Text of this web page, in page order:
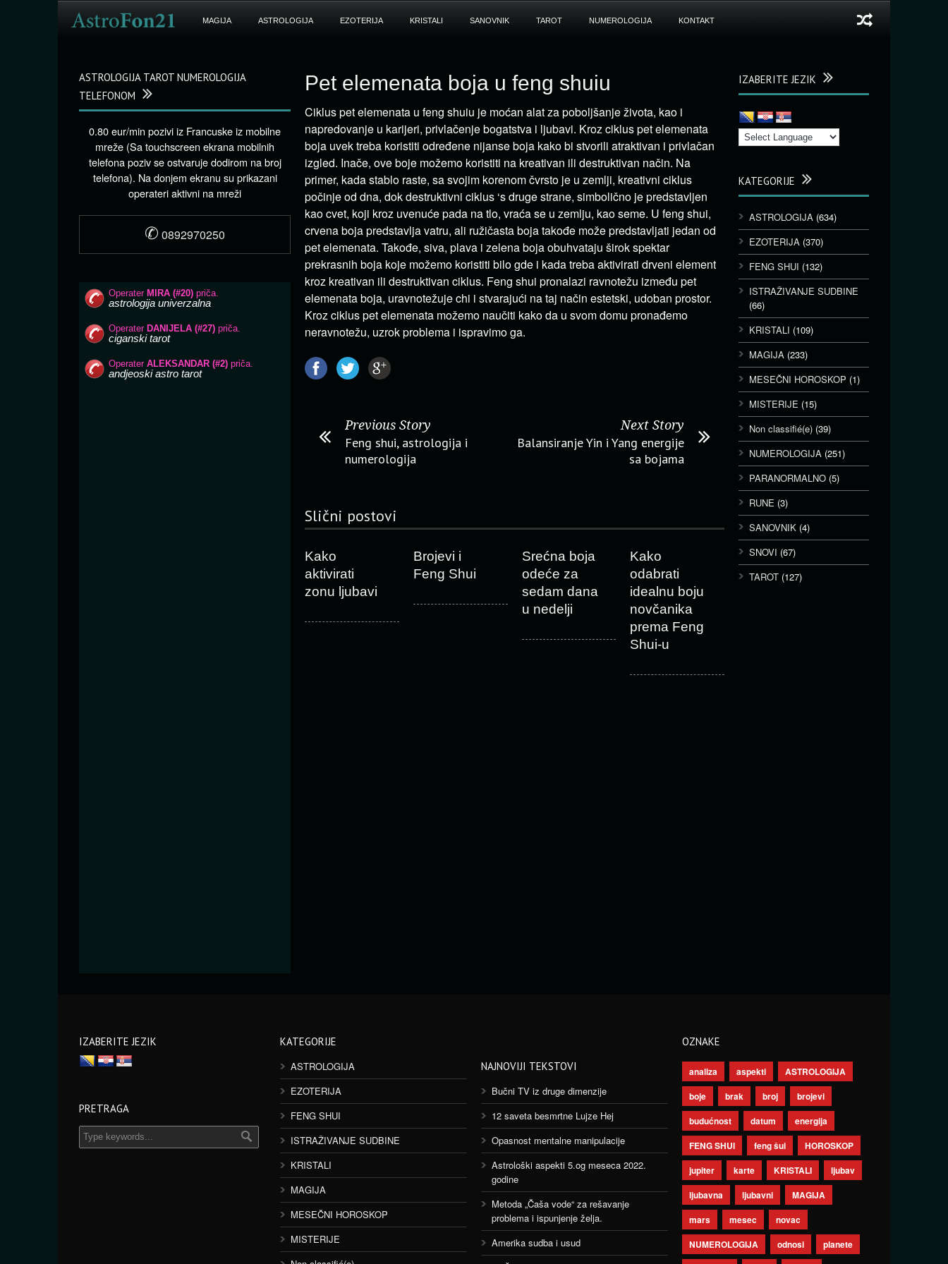
MAGIJA ASTROLOGIJA EZOTERIJA KRISTALI SANOVNIK TAROT NUMEROLOGIJA KONTAKT
Pet elemenata boja u feng shuiu
Ciklus pet elemenata u feng shuiu je moćan alat za poboljšanje života, kao i
napredovanje u karijeri, privlačenje bogatstva i ljubavi. Kroz ciklus pet elemenata
boja uvek treba koristiti određene nijanse boja kako bi stvorili atraktivan i privlačan
izgled. Inače, ove boje možemo koristiti na kreativan ili destruktivan način. Na
primer, kada stablo raste, sa svojim korenom čvrsto je u zemlji, kreativni ciklus
počinje od dna, dok destruktivni ciklus ‘s druge strane, simbolično je predstavljen
kao cvet, koji kroz uvenuće pada na tlo, vraća se u zemlju, kao seme. U feng shui,
crvena boja predstavlja vatru, ali ružičasta boja takođe može predstavljati jedan od
pet elemenata. Takođe, siva, plava i zelena boja obuhvataju širok spektar
prekrasnih boja koje možemo koristiti bilo gde i kada treba aktivirati drveni element
kroz kreativan ili destruktivan ciklus. Feng shui pronalazi ravnotežu između pet
elemenata boja, uravnotežuje chi i stvarajući na taj način estetski, udoban prostor.
Kroz ciklus pet elemenata možemo naučiti kako da u svom domu pronađemo
neravnotežu, uzrok problema i ispravimo ga.
Previous Story
Feng shui, astrologija i
numerologija
Next Story
Balansiranje Yin i Yang energije
sa bojama
Slični postovi
Kako
aktivirati
zonu ljubavi
Brojevi i
Feng Shui
Srećna boja
odeće za
sedam dana
u nedelji
Kako
odabrati
idealnu boju
novčanika
prema Feng
Shui-u
IZABERITE JEZIK
KATEGORIJE
ASTROLOGIJA (634)
EZOTERIJA (370)
FENG SHUI (132)
ISTRAŽIVANJE SUDBINE
(66)
KRISTALI (109)
MAGIJA (233)
MESEČNI HOROSKOP (1)
MISTERIJE (15)
Non classifié(e) (39)
NUMEROLOGIJA (251)
PARANORMALNO (5)
RUNE (3)
SANOVNIK (4)
SNOVI (67)
TAROT (127)
ASTROLOGIJA TAROT NUMEROLOGIJA
TELEFONOM
0.80 eur/min pozivi iz Francuske iz mobilne
mreže (Sa touchscreen ekrana mobilnih
telefona poziv se ostvaruje dodirom na broj
telefona). Na donjem ekranu su prikazani
operateri aktivni na mreži
✆ 0892970250
IZABERITE JEZIK
PRETRAGA
KATEGORIJE
ASTROLOGIJA
EZOTERIJA
FENG SHUI
ISTRAŽIVANJE SUDBINE
KRISTALI
MAGIJA
MESEČNI HOROSKOP
MISTERIJE
NAJNOVIJI TEKSTOVI
Bučni TV iz druge dimenzije
12 saveta besmrtne Lujze Hej
Opasnost mentalne manipulacije
Astrološki aspekti 5.og meseca 2022.
godine
Metoda „Čaša vode“ za rešavanje
problema i ispunjenje želja.
Amerika sudba i usud
OZNAKE
analiza aspekti
ASTROLOGIJA
boje
brak broj
brojevi
budućnost
datum
energija
FENG SHUI
feng šui
HOROSKOP
jupiter
karte KRISTALI
ljubav
ljubavna
ljubavni
MAGIJA
mars
mesec
novac
NUMEROLOGIJA
odnosi
planete